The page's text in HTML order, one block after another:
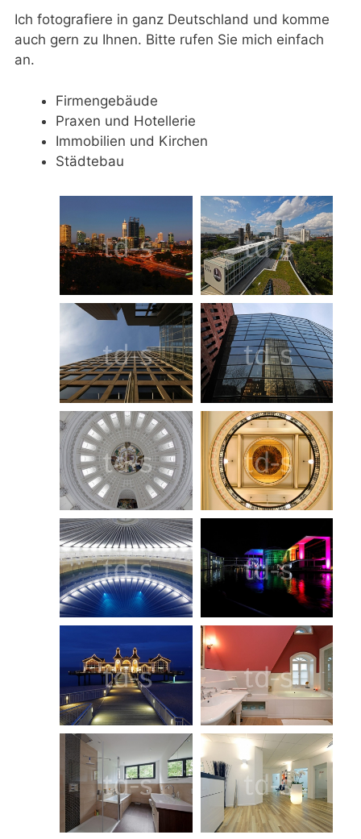
Ich fotografiere in ganz Deutschland und komme
auch gern zu Ihnen. Bitte rufen Sie mich einfach
an.
Firmengebäude
Praxen und Hotellerie
Immobilien und Kirchen
Städtebau